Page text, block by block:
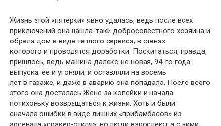
Жизнь этой «пятерки» явно удалась, ведь после всех
приключений она нашла-таки добросовестного хозяина и
обрела дом в виде теплого сервиса, в стенах
которого и проводятся доработки. Поскитаться, правда,
пришлось, ведь машина далеко не новая, 94-го года
выпуска: ее и угоняли, и оставляли на восемь
лет в гараже, и даже в аварию она попадала. После всего
этого она досталась Жене за копейки и начала
потихоньку возвращаться к жизни. Хоть и были
сначала ошибки в виде лишних «прибамбасов» из
арсенала «сракер-стиля», но люди взрослеют а с ними